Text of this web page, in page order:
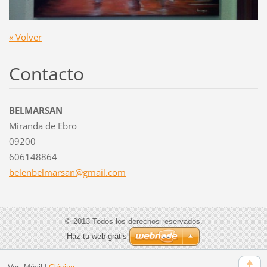
« Volver
Contacto
BELMARSAN
Miranda de Ebro
09200
606148864
belenbelmarsan@gmail.com
© 2013 Todos los derechos reservados.
Haz tu web gratis